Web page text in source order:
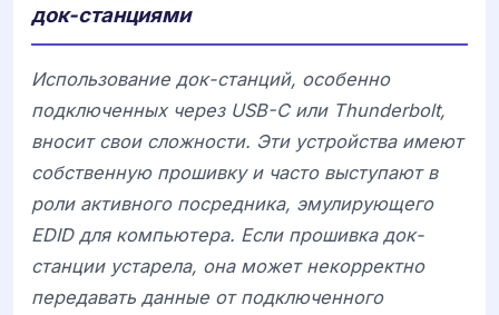
док-станциями
Использование док-станций, особенно
подключенных через USB-C или Thunderbolt,
вносит свои сложности. Эти устройства имеют
собственную прошивку и часто выступают в
роли активного посредника, эмулирующего
EDID для компьютера. Если прошивка док-
станции устарела, она может некорректно
передавать данные от подключенного